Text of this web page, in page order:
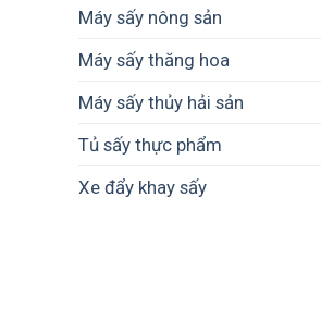
Máy sấy nông sản
Máy sấy thăng hoa
Máy sấy thủy hải sản
Tủ sấy thực phẩm
Xe đẩy khay sấy